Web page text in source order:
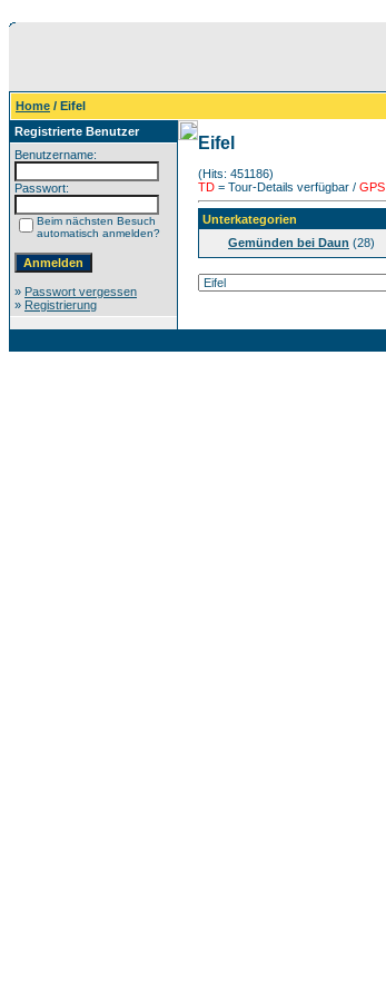
Home / Eifel
Registrierte Benutzer
Benutzername:
Passwort:
Beim nächsten Besuch
automatisch anmelden?
» Passwort vergessen
» Registrierung
Eifel
(Hits: 451186)
TD = Tour-Details verfügbar / GPS
Unterkategorien
Gemünden bei Daun (28)